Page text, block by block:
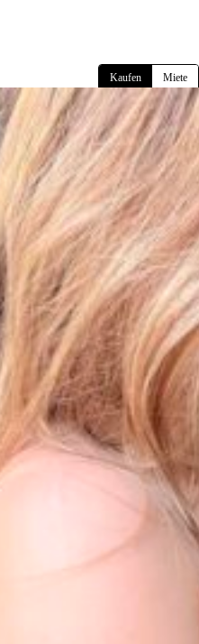
Kaufen Miete